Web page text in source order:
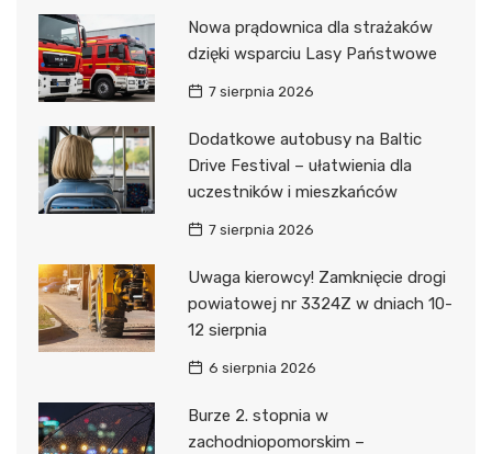
Nowa prądownica dla strażaków
dzięki wsparciu Lasy Państwowe
7 sierpnia 2026
Dodatkowe autobusy na Baltic
Drive Festival – ułatwienia dla
uczestników i mieszkańców
7 sierpnia 2026
Uwaga kierowcy! Zamknięcie drogi
powiatowej nr 3324Z w dniach 10-
12 sierpnia
6 sierpnia 2026
Burze 2. stopnia w
zachodniopomorskim –